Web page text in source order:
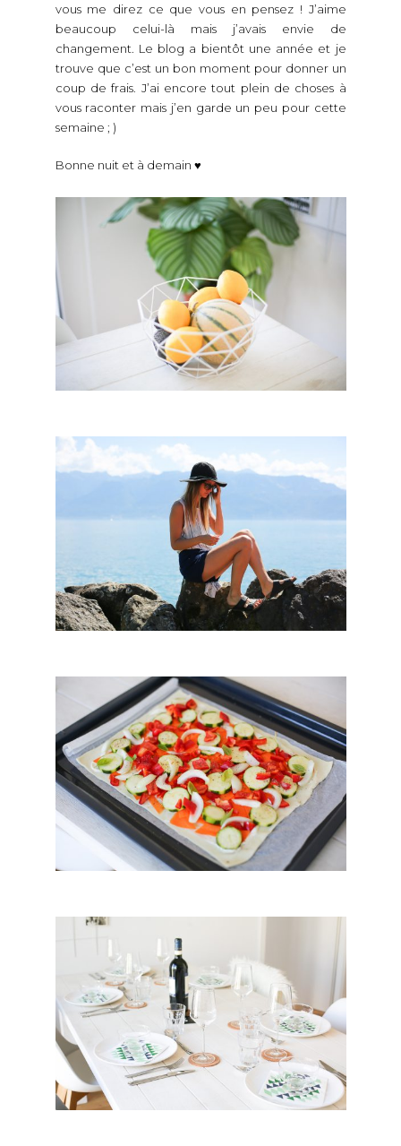
vous me direz ce que vous en pensez ! J’aime
beaucoup celui-là mais j’avais envie de
changement. Le blog a bientôt une année et je
trouve que c’est un bon moment pour donner un
coup de frais. J’ai encore tout plein de choses à
vous raconter mais j’en garde un peu pour cette
semaine ; )
Bonne nuit et à demain ♥